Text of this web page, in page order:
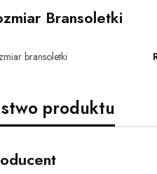
Bransoletki
bransoletki
produktu